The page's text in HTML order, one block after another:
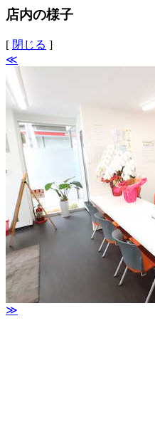
店内の様子
[ 閉じる ]
≪
≫